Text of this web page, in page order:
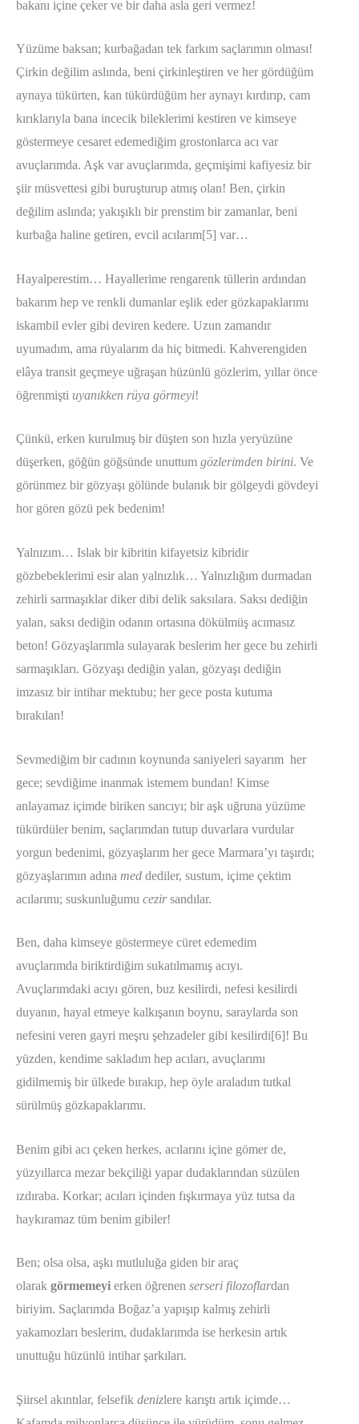
bakanı içine çeker ve bir daha asla geri vermez!
Yüzüme baksan; kurbağadan tek farkım saçlarımın olması!
Çirkin değilim aslında, beni çirkinleştiren ve her gördüğüm
aynaya tükürten, kan tükürdüğüm her aynayı kırdırıp, cam
kırıklarıyla bana incecik bileklerimi kestiren ve kimseye
göstermeye cesaret edemediğim grostonlarca acı var
avuçlarımda. Aşk var avuçlarımda, geçmişimi kafiyesiz bir
şiir müsvettesi gibi buruşturup atmış olan! Ben, çirkin
değilim aslında; yakışıklı bir prenstim bir zamanlar, beni
kurbağa haline getiren, evcil acılarım[5] var…
Hayalperestim… Hayallerime rengarenk tüllerin ardından
bakarım hep ve renkli dumanlar eşlik eder gözkapaklarımı
iskambil evler gibi deviren kedere. Uzun zamandır
uyumadım, ama rüyalarım da hiç bitmedi. Kahverengiden
elâya transit geçmeye uğraşan hüzünlü gözlerim, yıllar önce
öğrenmişti uyanıkken rüya görmeyi!
Çünkü, erken kurulmuş bir düşten son hızla yeryüzüne
düşerken, göğün göğsünde unuttum gözlerimden birini. Ve
görünmez bir gözyaşı gölünde bulanık bir gölgeydi gövdeyi
hor gören gözü pek bedenim!
Yalnızım… Islak bir kibritin kifayetsiz kibridir
gözbebeklerimi esir alan yalnızlık… Yalnızlığım durmadan
zehirli sarmaşıklar diker dibi delik saksılara. Saksı dediğin
yalan, saksı dediğin odanın ortasına dökülmüş acımasız
beton! Gözyaşlarımla sulayarak beslerim her gece bu zehirli
sarmaşıkları. Gözyaşı dediğin yalan, gözyaşı dediğin
imzasız bir intihar mektubu; her gece posta kutuma
bırakılan!
Sevmediğim bir cadının koynunda saniyeleri sayarım her
gece; sevdiğime inanmak istemem bundan! Kimse
anlayamaz içimde biriken sancıyı; bir aşk uğruna yüzüme
tükürdüler benim, saçlarımdan tutup duvarlara vurdular
yorgun bedenimi, gözyaşlarım her gece Marmara’yı taşırdı;
gözyaşlarımın adına med dediler, sustum, içime çektim
acılarımı; suskunluğumu cezirsandılar.
Ben, daha kimseye göstermeye cüret edemedim
avuçlarımda biriktirdiğim sukatılmamış acıyı.
Avuçlarımdaki acıyı gören, buz kesilirdi, nefesi kesilirdi
duyanın, hayal etmeye kalkışanın boynu, saraylarda son
nefesini veren gayri meşru şehzadeler gibi kesilirdi[6]! Bu
yüzden, kendime sakladım hep acıları, avuçlarımı
gidilmemiş bir ülkede bırakıp, hep öyle araladım tutkal
sürülmüş gözkapaklarımı.
Benim gibi acı çeken herkes, acılarını içine gömer de,
yüzyıllarca mezar bekçiliği yapar dudaklarından süzülen
ızdıraba. Korkar; acıları içinden fışkırmaya yüz tutsa da
haykıramaz tüm benim gibiler!
Ben; olsa olsa, aşkı mutluluğa giden bir araç
olarak görmemeyi erken öğrenen serseri filozoflardan
biriyim. Saçlarımda Boğaz’a yapışıp kalmış zehirli
yakamozları beslerim, dudaklarımda ise herkesin artık
unuttuğu hüzünlü intihar şarkıları.
Şiirsel akıntılar, felsefik denizlere karıştı artık içimde…